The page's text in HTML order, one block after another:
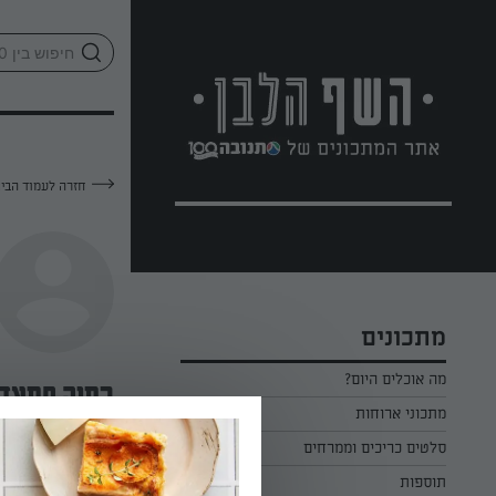
מתכונים
מה אוכלים היום?
מתכוני ארוחות
ארוחת בוקר
ארוחת צהריים
סלטים כריכים וממרחים
כל הסלטים כריכים וממרחים
תוספות
חזרה לעמוד
בתיה
—